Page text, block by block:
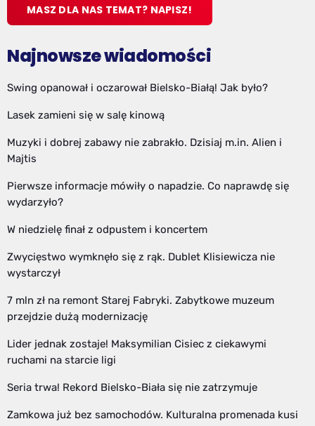
MASZ DLA NAS TEMAT? NAPISZ!
Najnowsze wiadomości
Swing opanował i oczarował Bielsko-Białą! Jak było?
Lasek zamieni się w salę kinową
Muzyki i dobrej zabawy nie zabrakło. Dzisiaj m.in. Alien i
Majtis
Pierwsze informacje mówiły o napadzie. Co naprawdę się
wydarzyło?
W niedzielę finał z odpustem i koncertem
Zwycięstwo wymknęło się z rąk. Dublet Klisiewicza nie
wystarczył
7 mln zł na remont Starej Fabryki. Zabytkowe muzeum
przejdzie dużą modernizację
Lider jednak zostaje! Maksymilian Cisiec z ciekawymi
ruchami na starcie ligi
Seria trwa! Rekord Bielsko-Biała się nie zatrzymuje
Zamkowa już bez samochodów. Kulturalna promenada kusi